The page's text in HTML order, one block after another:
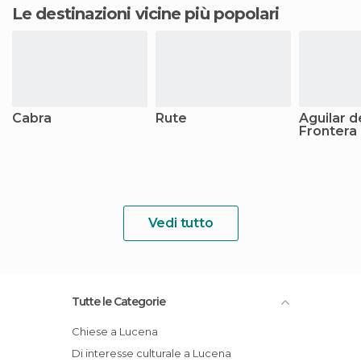
Le destinazioni vicine più popolari
Cabra Rute
Aguilar
Frontera
Vedi tutto
Tutte le Categorie
Chiese a Lucena
Di interesse culturale a Lucena